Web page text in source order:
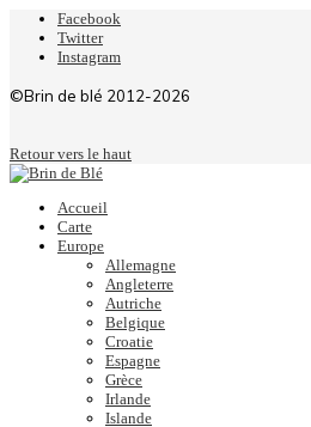
Facebook
Twitter
Instagram
©Brin de blé 2012-2026
Retour vers le haut
Accueil
Carte
Europe
Allemagne
Angleterre
Autriche
Belgique
Croatie
Espagne
Grèce
Irlande
Islande